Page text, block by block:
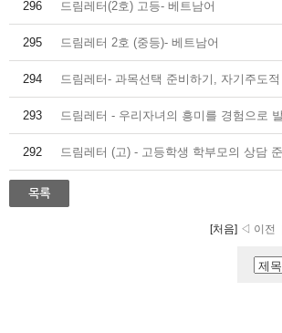
296 드림레터(2호) 고등- 베트남어
295 드림레터 2호 (중등)- 베트남어
294 드림레터- 과목선택 준비하기, 자기주도
293 드림레터 - 우리자녀의 흥미를 경험으로
292 드림레터 (고) - 고등학생 학부모의 상담
[처음] ◁ 이전